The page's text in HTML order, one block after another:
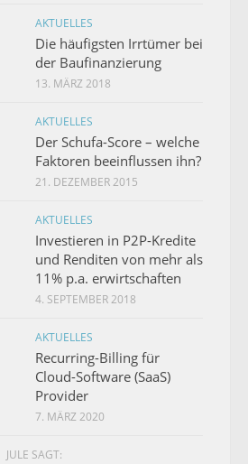
AKTUELLES
Die häufigsten Irrtümer bei
der Baufinanzierung
13. MÄRZ 2018
AKTUELLES
Der Schufa-Score – welche
Faktoren beeinflussen ihn?
21. DEZEMBER 2015
AKTUELLES
Investieren in P2P-Kredite
und Renditen von mehr als
11% p.a. erwirtschaften
4. SEPTEMBER 2018
AKTUELLES
Recurring-Billing für
Cloud-Software (SaaS)
Provider
7. MÄRZ 2020
JULE SAGT: